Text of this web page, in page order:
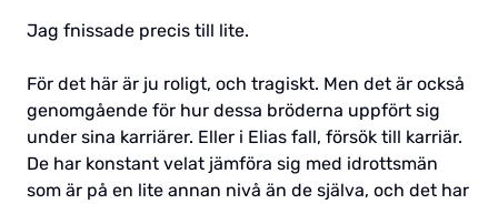
Jag fnissade precis till lite.
För det här är ju roligt, och tragiskt. Men det är också
genomgående för hur dessa bröderna uppfört sig
under sina karriärer. Eller i Elias fall, försök till karriär.
De har konstant velat jämföra sig med idrottsmän
som är på en lite annan nivå än de själva, och det har